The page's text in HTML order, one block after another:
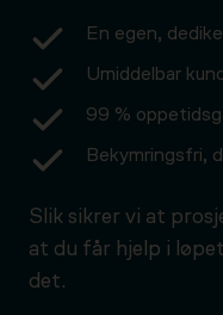
En egen,
Umiddelbar
99 %
Bekymringsfri,
Slik sikrer vi at
at du får hjelp i
det.